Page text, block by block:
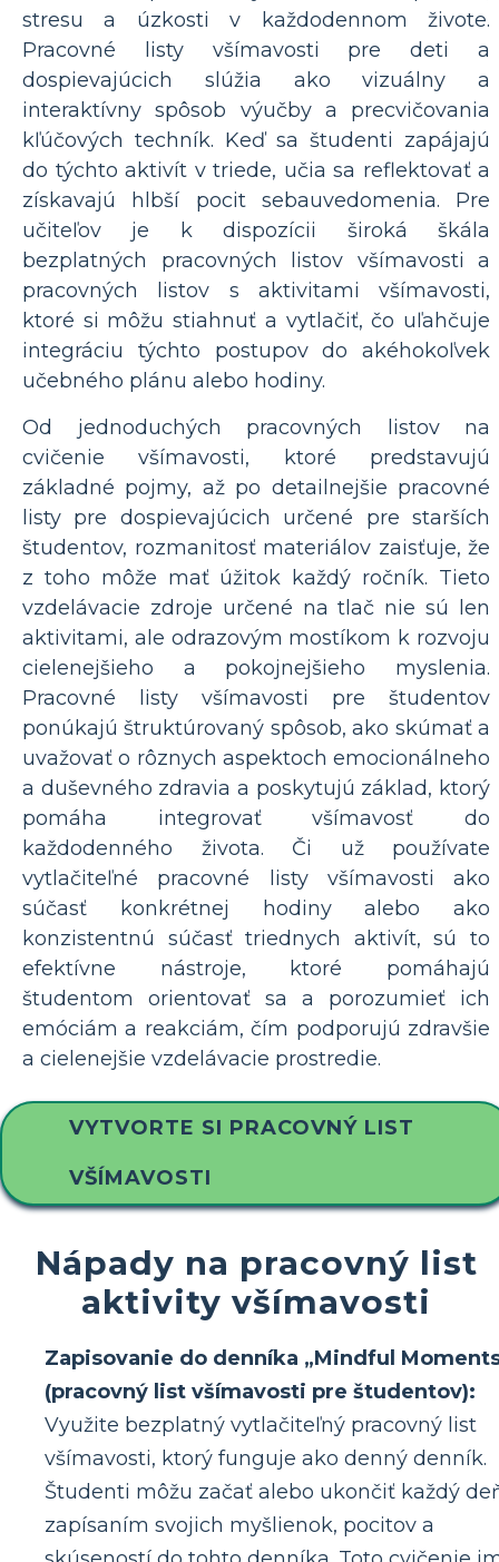
stresu a úzkosti v každodennom živote.
Pracovné listy všímavosti pre deti a
dospievajúcich slúžia ako vizuálny a
interaktívny spôsob výučby a precvičovania
kľúčových techník. Keď sa študenti zapájajú
do týchto aktivít v triede, učia sa reflektovať a
získavajú hlbší pocit sebauvedomenia. Pre
učiteľov je k dispozícii široká škála
bezplatných pracovných listov všímavosti a
pracovných listov s aktivitami všímavosti,
ktoré si môžu stiahnuť a vytlačiť, čo uľahčuje
integráciu týchto postupov do akéhokoľvek
učebného plánu alebo hodiny.
Od jednoduchých pracovných listov na
cvičenie všímavosti, ktoré predstavujú
základné pojmy, až po detailnejšie pracovné
listy pre dospievajúcich určené pre starších
študentov, rozmanitosť materiálov zaisťuje, že
z toho môže mať úžitok každý ročník. Tieto
vzdelávacie zdroje určené na tlač nie sú len
aktivitami, ale odrazovým mostíkom k rozvoju
cielenejšieho a pokojnejšieho myslenia.
Pracovné listy všímavosti pre študentov
ponúkajú štruktúrovaný spôsob, ako skúmať a
uvažovať o rôznych aspektoch emocionálneho
a duševného zdravia a poskytujú základ, ktorý
pomáha integrovať všímavosť do
každodenného života. Či už používate
vytlačiteľné pracovné listy všímavosti ako
súčasť konkrétnej hodiny alebo ako
konzistentnú súčasť triednych aktivít, sú to
efektívne nástroje, ktoré pomáhajú
študentom orientovať sa a porozumieť ich
emóciám a reakciám, čím podporujú zdravšie
a cielenejšie vzdelávacie prostredie.
VYTVORTE SI PRACOVNÝ LIST
VŠÍMAVOSTI
Nápady na pracovný list
aktivity všímavosti
Zapisovanie do denníka „Mindful
(pracovný list všímavosti pre študentov):
Využite bezplatný vytlačiteľný pracovný list
všímavosti, ktorý funguje ako denný denník.
Študenti môžu začať alebo ukončiť každý
zapísaním svojich myšlienok, pocitov a